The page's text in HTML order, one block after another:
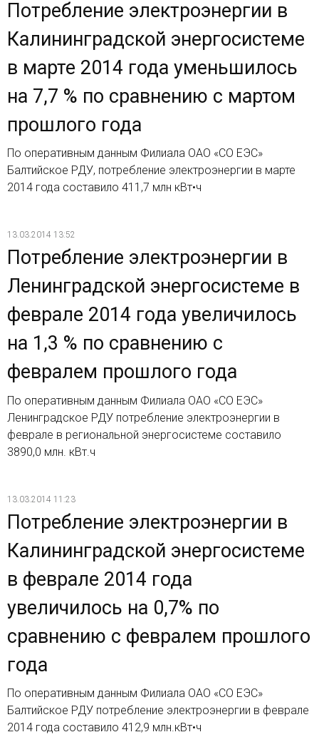
Потребление электроэнергии в
Калининградской энергосистеме
в марте 2014 года уменьшилось
на 7,7 % по сравнению с мартом
прошлого года
По оперативным данным Филиала ОАО «СО ЕЭС»
Балтийское РДУ, потребление электроэнергии в марте
2014 года составило 411,7 млн кВт•ч
13.03.2014 13:52
Потребление электроэнергии в
Ленинградской энергосистеме в
феврале 2014 года увеличилось
на 1,3 % по сравнению с
февралем прошлого года
По оперативным данным Филиала ОАО «СО ЕЭС»
Ленинградское РДУ потребление электроэнергии в
феврале в региональной энергосистеме составило
3890,0 млн. кВт.ч
13.03.2014 11:23
Потребление электроэнергии в
Калининградской энергосистеме
в феврале 2014 года
увеличилось на 0,7% по
сравнению с февралем прошлого
года
По оперативным данным Филиала ОАО «СО ЕЭС»
Балтийское РДУ потребление электроэнергии в феврале
2014 года составило 412,9 млн.кВт•ч